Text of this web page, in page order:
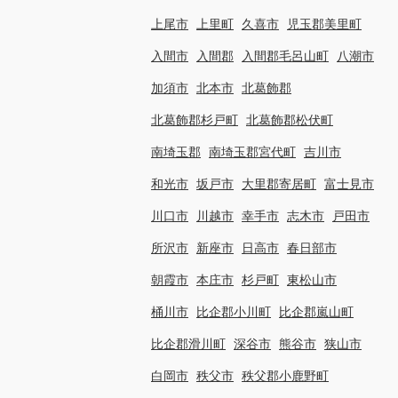
上尾市 上里町 久喜市 児玉郡美里町
入間市 入間郡 入間郡毛呂山町 八潮市
加須市 北本市 北葛飾郡
北葛飾郡杉戸町 北葛飾郡松伏町
南埼玉郡 南埼玉郡宮代町 吉川市
和光市 坂戸市 大里郡寄居町 富士見市
川口市 川越市 幸手市 志木市 戸田市
所沢市 新座市 日高市 春日部市
朝霞市 本庄市 杉戸町 東松山市
桶川市 比企郡小川町 比企郡嵐山町
比企郡滑川町 深谷市 熊谷市 狭山市
白岡市 秩父市 秩父郡小鹿野町